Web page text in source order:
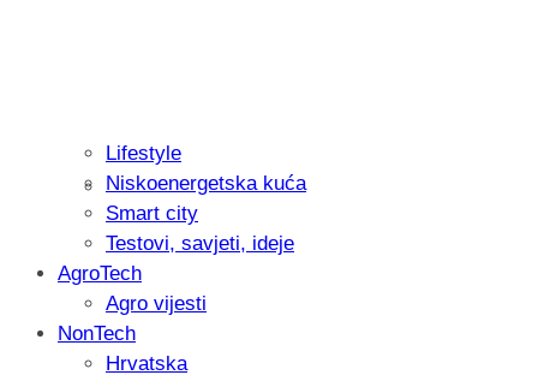
Recenzija: Philips All-in-One Trimmer
muškarcu
Lifestyle
Niskoenergetska kuća
Smart city
Testovi, savjeti, ideje
AgroTech
Agro vijesti
NonTech
Hrvatska